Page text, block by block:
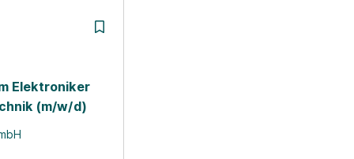
Elektroniker
(m/w/d)